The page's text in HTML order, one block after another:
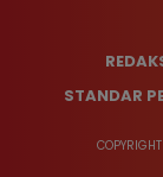
STANDAR